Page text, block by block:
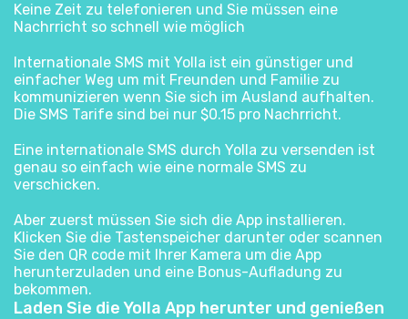
Laden Sie die Yolla App herunter und genießen
Keine Zeit zu telefonieren und Sie müssen eine
Nachrricht so schnell wie möglich
Internationale SMS mit Yolla ist ein günstiger und
einfacher Weg um mit Freunden und Familie zu
kommunizieren wenn Sie sich im Ausland aufhalten.
Die SMS Tarife sind bei nur $0.15 pro Nachrricht.
Eine internationale SMS durch Yolla zu versenden ist
genau so einfach wie eine normale SMS zu
verschicken.
Aber zuerst müssen Sie sich die App installieren.
Klicken Sie die Tastenspeicher darunter oder scannen
Sie den QR code mit Ihrer Kamera um die App
herunterzuladen und eine Bonus-Aufladung zu
bekommen.